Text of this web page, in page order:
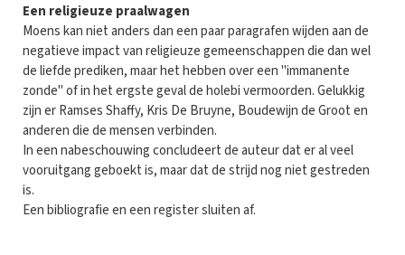
Een religieuze praalwagen
Moens kan niet anders dan een paar paragrafen wijden aan de
negatieve impact van religieuze gemeenschappen die dan wel
de liefde prediken, maar het hebben over een "immanente
zonde" of in het ergste geval de holebi vermoorden. Gelukkig
zijn er Ramses Shaffy, Kris De Bruyne, Boudewijn de Groot en
anderen die de mensen verbinden.
In een nabeschouwing concludeert de auteur dat er al veel
vooruitgang geboekt is, maar dat de strijd nog niet gestreden
is.
Een bibliografie en een register sluiten af.